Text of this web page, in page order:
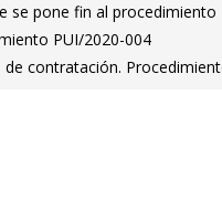
se pone fin al procedimiento
PUI/2020-004
contratación.